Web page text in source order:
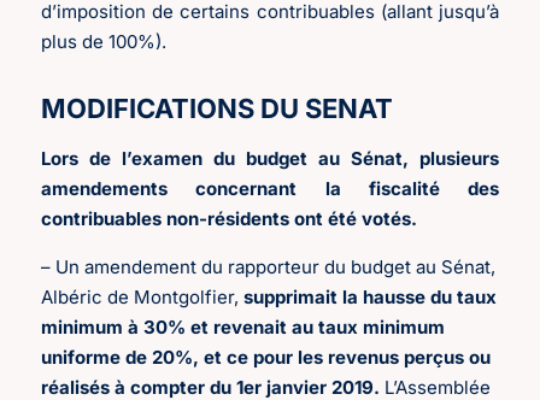
d’imposition de certains contribuables (allant jusqu’à
plus de 100%).
MODIFICATIONS DU SENAT
Lors de l’examen du budget au Sénat, plusieurs
amendements concernant la fiscalité des
contribuables non-résidents ont été votés.
– Un amendement du rapporteur du budget au Sénat,
Albéric de Montgolfier,supprimait la hausse du taux
minimum à 30% et revenait au taux minimum
uniforme de 20%, et ce pour les revenus perçus ou
réalisés à compter du 1er janvier 2019. L’Assemblée